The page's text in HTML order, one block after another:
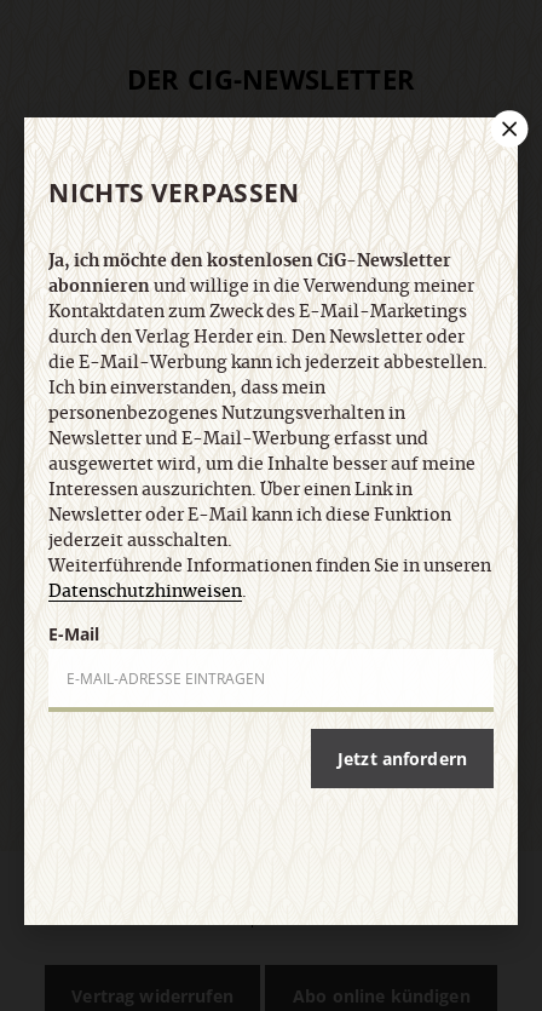
DER CIG-NEWSLETTER
Ja, ich möchte den kostenlosen CiG-Newsletter
abonnierenund willige in die Verwendung meiner
Kontaktdaten zum Zweck des E-Mail-Marketings
durch den Verlag Herder ein. Den Newsletter oder
die E-Mail-Werbung kann ich jederzeit abbestellen.
Ich bin einverstanden, dass mein
personenbezogenes Nutzungsverhalten in
Newsletter und E-Mail-Werbung erfasst und
ausgewertet wird, um die Inhalte besser auf meine
Interessen auszurichten. Über einen Link in
Newsletter oder E-Mail kann ich diese Funktion
jederzeit ausschalten. Weiterführende
Informationen finden Sie in unseren
Datenschutzhinweisen.
E-Mail
Jetzt anmelden
Vertrag widerrufen Abo online kündigen
NICHTS VERPASSEN
Ja, ich möchte den kostenlosen CiG-Newsletter
abonnierenund willige in die Verwendung meiner
Kontaktdaten zum Zweck des E-Mail-Marketings
durch den Verlag Herder ein. Den Newsletter oder
die E-Mail-Werbung kann ich jederzeit abbestellen.
Ich bin einverstanden, dass mein
personenbezogenes Nutzungsverhalten in
Newsletter und E-Mail-Werbung erfasst und
ausgewertet wird, um die Inhalte besser auf meine
Interessen auszurichten. Über einen Link in
Newsletter oder E-Mail kann ich diese Funktion
jederzeit ausschalten.
Weiterführende Informationen finden Sie in unseren
Datenschutzhinweisen.
E-Mail
Jetzt anfordern